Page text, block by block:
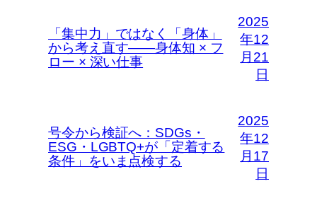
「集中力」ではなく「身体」
から考え直す――身体知 × フ
ロー × 深い仕事
2025
年12
月21
日
号令から検証へ：SDGs・
ESG・LGBTQ+が「定着する
条件」をいま点検する
2025
年12
月17
日